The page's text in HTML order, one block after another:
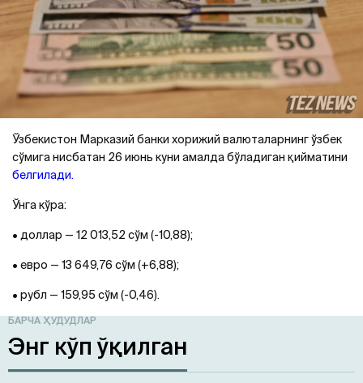
Ўзбекистон Марказий банки хорижий валюталарнинг ўзбек
сўмига нисбатан 26 июнь куни амалда бўладиган қийматини
белгилади.
Ўнга кўра:
• доллар — 12 013,52 сўм (-10,88);
• евро — 13 649,76 сўм (+6,88);
• рубл — 159,95 сўм (-0,46).
БАРЧА ҲУДУДЛАР
Энг кўп ўқилган